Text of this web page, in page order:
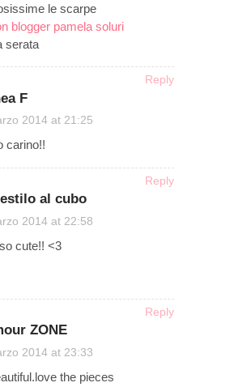
le scarpe
blogger pamela soluri
serata
Reply
F
2014 at 21:25
carino!!
Reply
al cubo
2014 at 22:58
cute!! <3
Reply
ZONE
2014 at 23:33
the pieces